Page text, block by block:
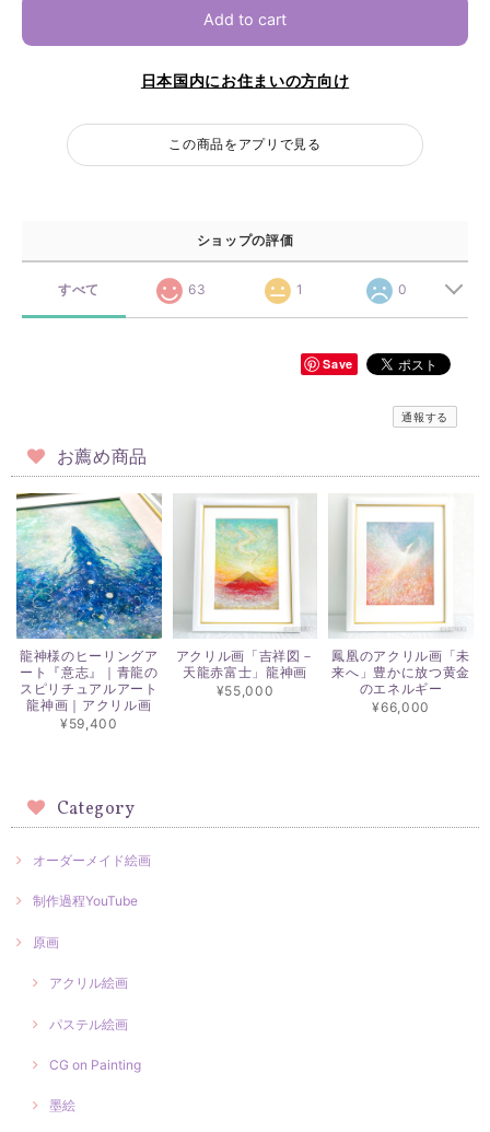
Add to cart
日本国内にお住まいの方向け
この商品をアプリで見る
ショップの評価
すべて 63 1 0
Save
通報する
お薦め商品
龍神様のヒーリングア
ート『意志』｜青龍の
スピリチュアルアート
龍神画｜アクリル画
¥59,400
アクリル画「吉祥図－
天龍赤富士」龍神画
¥55,000
鳳凰のアクリル画「未
来へ」豊かに放つ黄金
のエネルギー
¥66,000
Category
オーダーメイド絵画
制作過程YouTube
原画
アクリル絵画
パステル絵画
CG on Painting
墨絵